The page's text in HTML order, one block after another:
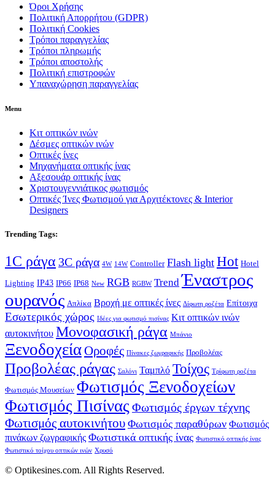
Όροι Χρήσης
Πολιτική Απορρήτου (GDPR)
Πολιτική Cookies
Τρόποι παραγγελίας
Τρόποι πληρωμής
Τρόποι αποστολής
Πολιτική επιστροφών
Υπαναχώρηση παραγγελίας
Menu
Κιτ οπτικών ινών
Δέσμες οπτικών ινών
Οπτικές ίνες
Μηχανήματα οπτικής ίνας
Αξεσουάρ οπτικής ίνας
Χριστουγεννιάτικος φωτισμός
Οπτικές Ίνες Φωτισμού για Αρχιτέκτονες & Interior
Designers
Trending Tags:
1C ράγα 3C ράγα 4W 14W Controller Flash light Hot Hotel
Lighting IP43 IP66 IP68 New RGB RGBW Trend Έναστρος
ουρανός Απλίκα Βροχή με οπτικές ίνες Δίφωτη ροζέτα Επίτοιχα
Εσωτερικός χώρος Ιδέες για φωτισμό πισίνας Κιτ οπτικών ινών
αυτοκινήτου Μονοφασική ράγα Μπάνιο
ΞενοδοχείαΟροφές Πίνακες ζωγραφικής Προβολέας
Προβολέας ράγας Σαλόνι Ταμπλό Τοίχος Τρίφωτη ροζέτα
Φωτισμός Μουσείων Φωτισμός Ξενοδοχείων
Φωτισμός Πισίνας Φωτισμός έργων τέχνης
Φωτισμός αυτοκινήτου Φωτισμός παραθύρων Φωτισμός
πινάκων ζωγραφικής Φωτιστικά οπτικής ίνας Φωτιστικό οπτικής ίνας
Φωτιστικό τοίχου οπτικών ινών Χρυσό
© Optikesines.com. All Rights Reserved.